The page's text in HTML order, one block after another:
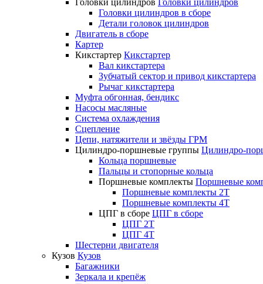
Головки цилиндров Головки цилиндров
Головки цилиндров в сборе
Детали головок цилиндров
Двигатель в сборе
Картер
Кикстартер Кикстартер
Вал кикстартера
Зубчатый сектор и привод кикстартера
Рычаг кикстартера
Муфта обгонная, бендикс
Насосы масляные
Система охлаждения
Сцепление
Цепи, натяжители и звёзды ГРМ
Цилиндро-поршневые группы Цилиндро-
Кольца поршневые
Пальцы и стопорные кольца
Поршневые комплекты Поршневые
Поршневые комплекты 2T
Поршневые комплекты 4T
ЦПГ в сборе ЦПГ в сборе
ЦПГ 2T
ЦПГ 4T
Шестерни двигателя
Кузов Кузов
Багажники
Зеркала и крепёж